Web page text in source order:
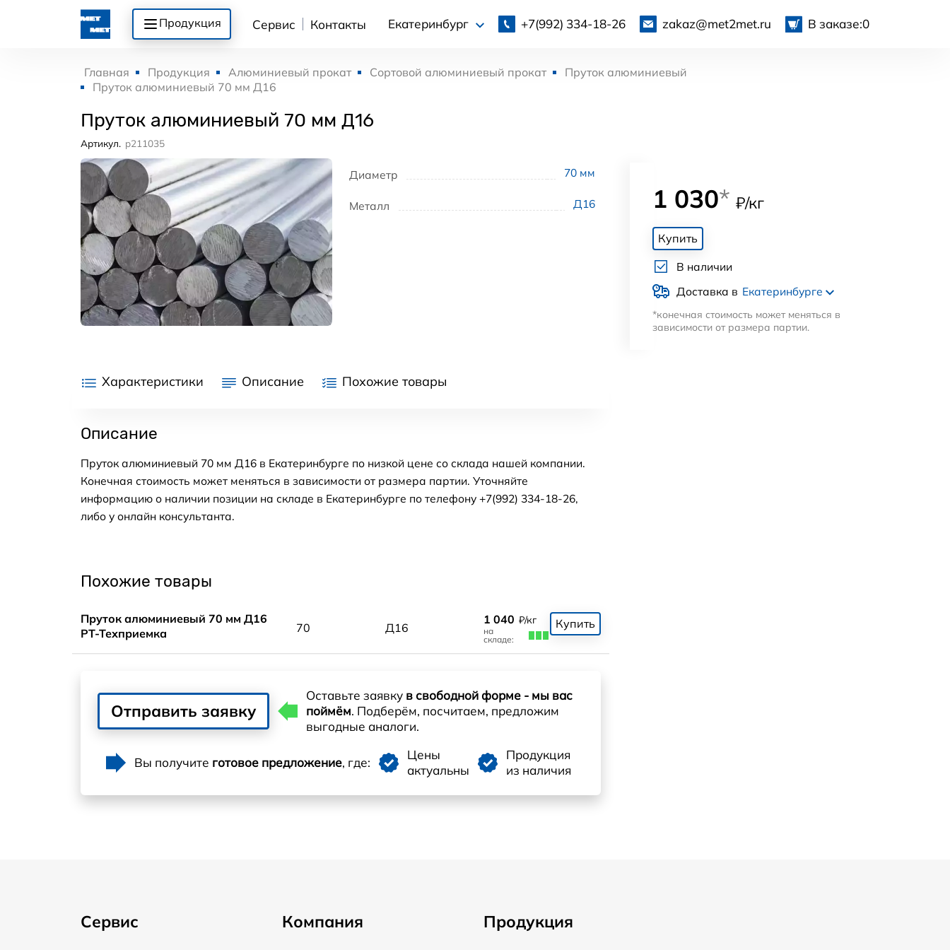
Продукция Сервис Контакты Екатеринбург +7(992) 334-18-26 zakaz@met2met.ru В заказе:0
Главная Продукция Алюминиевый прокат Сортовой алюминиевый прокат
Пруток алюминиевый
Пруток алюминиевый 70 мм Д16
Пруток алюминиевый 70 мм Д16
Артикул. p211035
Диаметр 70 мм
Металл Д16 1 030* ₽/кг
Купить
В наличии
Доставка в Екатеринбурге
*конечная стоимость может меняться в
зависимости от размера партии.
Характеристики Описание Похожие товары
Описание
Пруток алюминиевый 70 мм Д16 в Екатеринбурге по низкой цене со склада нашей компании.
Конечная стоимость может меняться в зависимости от размера партии. Уточняйте
информацию о наличии позиции на складе в Екатеринбурге по телефону +7(992) 334-18-26,
либо у онлайн консультанта.
Похожие товары
Пруток алюминиевый 70 мм Д16
РТ-Техприемка
70 Д16
1 040 ₽/кг
на
складе:
Купить
Отправить заявку
Оставьте заявку в свободной форме - мы вас
поймём. Подберём, посчитаем, предложим
выгодные аналоги.
Вы получите готовое предложение, где:
Цены
актуальны
Продукция
из наличия
Сервис Компания Продукция